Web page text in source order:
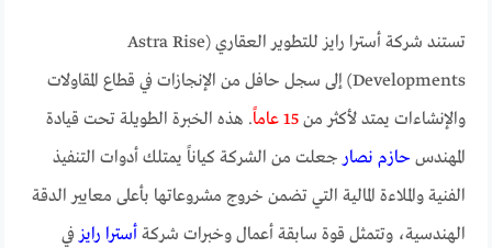
تستند شركة أسترا رايز للتطوير العقاري (Astra Rise
Developments) إلى سجل حافل من الإنجازات في قطاع المقاولات
والإنشاءات يمتد لأكثر من15 عاماً
. هذه الخبرة الطويلة تحت قيادة
المهندس حازم نصار جعلت من الشركة كياناً يمتلك أدوات التنفيذ
الفنية والملاءة المالية التي تضمن خروج مشروعاتها بأعلى معايير الدقة
الهندسية، وتتمثل قوة سابقة أعمال وخبرات شركة أسترا رايزفي